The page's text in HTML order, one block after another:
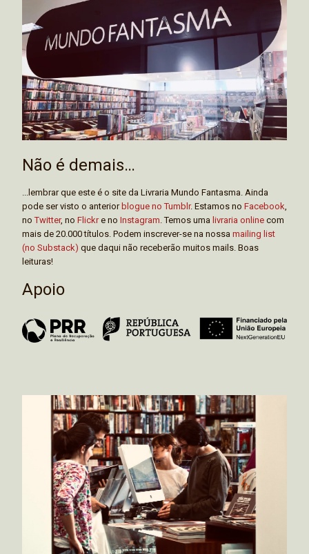
Não é demais…
...lembrar que este é o site da Livraria Mundo Fantasma. Ainda
pode ser visto o anteriorblogue no Tumblr. Estamos no Facebook
noTwitter, no Flickre no Instagram . Temos uma livraria online com
mais de 20.000 títulos. Podem inscrever-se na nossa mailing list
(no Substack) que daqui não receberão muitos mails. Boas
leituras!
Apoio